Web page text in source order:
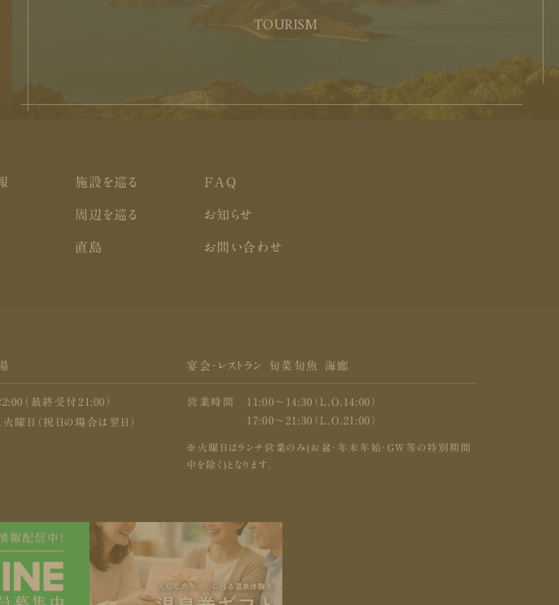
TOURISM
施設を巡る
周辺を巡る
直島
FAQ
お知らせ
お問い合わせ
（最終受付21:00）
曜日（祝日の場合は翌日）
宴会・レストラン 旬菜旬魚 海廊
営業時間
11:00〜14:30（L.O.14:00）
17:00〜21:30（L.O.21:00）
※火曜日はランチ営業のみ(お盆・年末年始・GW等の特別期間
中を除く)となります。